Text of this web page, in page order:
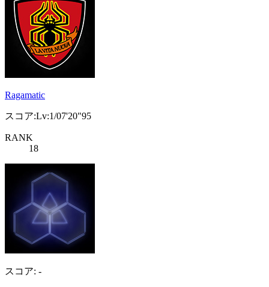
Ragamatic
スコア:Lv:1/07'20"95
RANK
18
スコア: -